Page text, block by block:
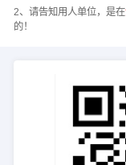
2、请告知用人单位，是在
的！